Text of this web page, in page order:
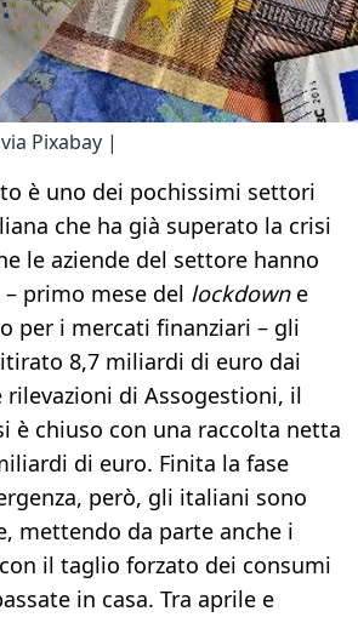
Pixabay |
è uno dei pochissimi settori
che ha già superato la crisi
le aziende del settore hanno
primo mese del lockdowne
per i mercati finanziari – gli
8,7 miliardi di euro dai
rilevazioni di Assogestioni, il
è chiuso con una raccolta netta
di euro. Finita la fase
però, gli italiani sono
mettendo da parte anche i
il taglio forzato dei consumi
in casa. Tra aprile e